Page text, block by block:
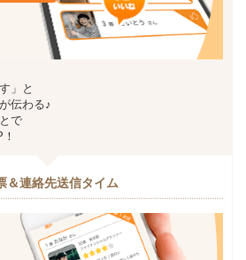
」と
伝わる♪
で
＆連絡先送信タイム